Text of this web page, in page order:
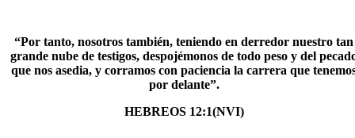
“Por tanto, nosotros también, teniendo en derredor nuestro tan
grande nube de testigos, despojémonos de todo peso y del
que nos asedia, y corramos con paciencia la carrera que
por delante”.
HEBREOS 12:1(NVI)